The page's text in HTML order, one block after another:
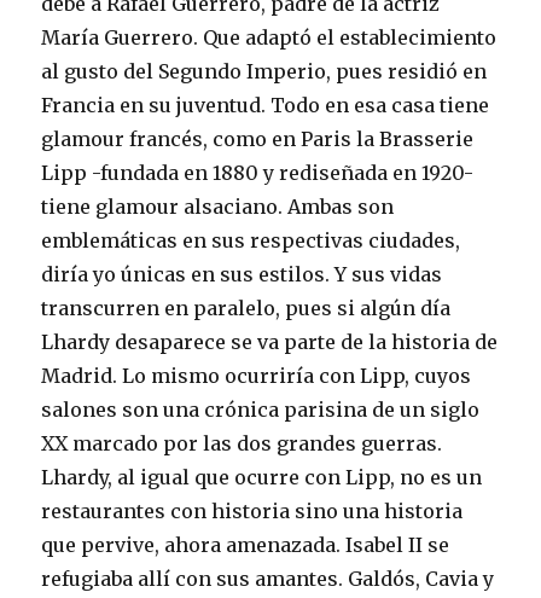
María Guerrero. Que adaptó el establecimiento
al gusto del Segundo Imperio, pues residió en
Francia en su juventud. Todo en esa casa tiene
glamour francés, como en Paris la Brasserie
Lipp -fundada en 1880 y rediseñada en 1920-
tiene glamour alsaciano. Ambas son
emblemáticas en sus respectivas ciudades,
diría yo únicas en sus estilos. Y sus vidas
transcurren en paralelo, pues si algún día
Lhardy desaparece se va parte de la historia de
Madrid. Lo mismo ocurriría con Lipp, cuyos
salones son una crónica parisina de un siglo
XX marcado por las dos grandes guerras.
Lhardy, al igual que ocurre con Lipp, no es un
restaurantes con historia sino una historia
que pervive, ahora amenazada. Isabel II se
refugiaba allí con sus amantes. Galdós, Cavia y